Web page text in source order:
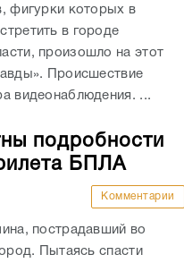
фигурки которых в
в городе
произошло на этот
Происшествие
видеонаблюдения. ...
подробности
БПЛА
Комментарии
пострадавший во
Пытаясь спасти